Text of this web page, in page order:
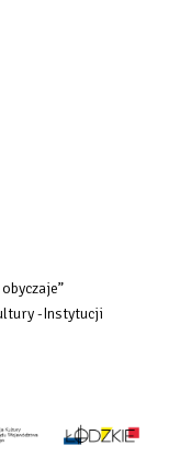
-Instytucji